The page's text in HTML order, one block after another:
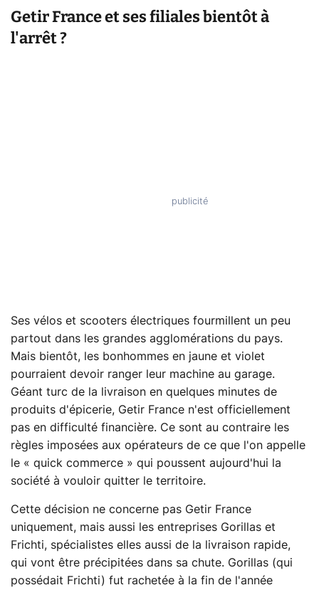
Getir France et ses filiales bientôt à
l'arrêt ?
Ses vélos et scooters électriques fourmillent un peu
partout dans les grandes agglomérations du pays.
Mais bientôt, les bonhommes en jaune et violet
pourraient devoir ranger leur machine au garage.
Géant turc de la livraison en quelques minutes de
produits d'épicerie, Getir France n'est officiellement
pas en difficulté financière. Ce sont au contraire les
règles imposées aux opérateurs de ce que l'on appelle
le « quick commerce » qui poussent aujourd'hui la
société à vouloir quitter le territoire.
Cette décision ne concerne pas Getir France
uniquement, mais aussi les entreprises Gorillas et
Frichti, spécialistes elles aussi de la livraison rapide,
qui vont être précipitées dans sa chute. Gorillas (qui
possédait Frichti) fut rachetée à la fin de l'année